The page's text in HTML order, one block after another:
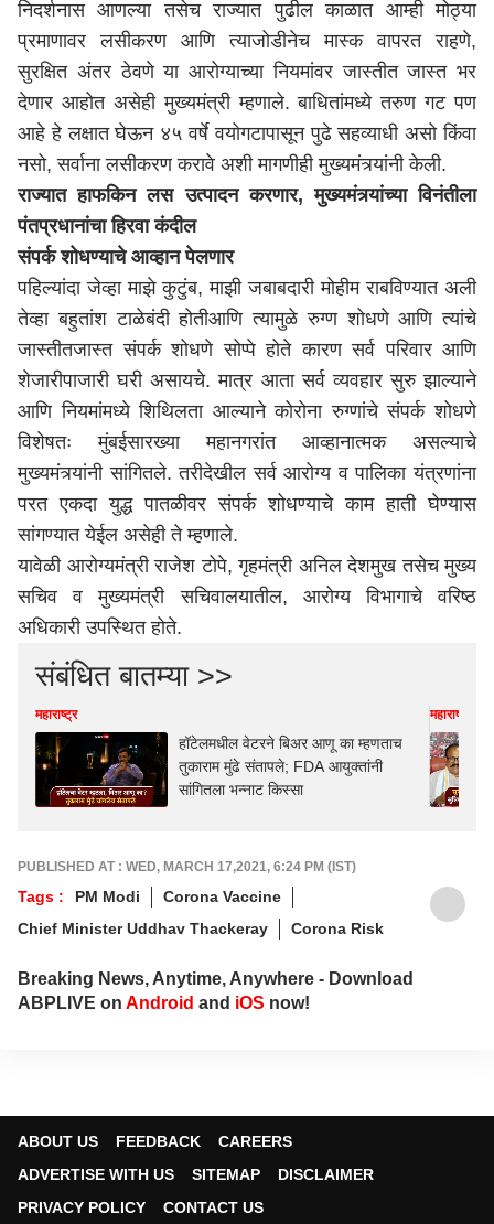
निदर्शनास आणल्या तसेच राज्यात पुढील काळात आम्ही मोठ्या
प्रमाणावर लसीकरण आणि त्याजोडीनेच मास्क वापरत राहणे,
सुरक्षित अंतर ठेवणे या आरोग्याच्या नियमांवर जास्तीत जास्त भर
देणार आहोत असेही मुख्यमंत्री म्हणाले. बाधितांमध्ये तरुण गट पण
आहे हे लक्षात घेऊन ४५ वर्षे वयोगटापासून पुढे सहव्याधी असो किंवा
नसो, सर्वाना लसीकरण करावे अशी मागणीही मुख्यमंत्र्यांनी केली.
राज्यात हाफकिन लस उत्पादन करणार, मुख्यमंत्र्यांच्या विनंतीला
पंतप्रधानांचा हिरवा कंदील
संपर्क शोधण्याचे आव्हान पेलणार
पहिल्यांदा जेव्हा माझे कुटुंब, माझी जबाबदारी मोहीम राबविण्यात अली
तेव्हा बहुतांश टाळेबंदी होतीआणि त्यामुळे रुग्ण शोधणे आणि त्यांचे
जास्तीतजास्त संपर्क शोधणे सोप्पे होते कारण सर्व परिवार आणि
शेजारीपाजारी घरी असायचे. मात्र आता सर्व व्यवहार सुरु झाल्याने
आणि नियमांमध्ये शिथिलता आल्याने कोरोना रुग्णांचे संपर्क शोधणे
विशेषतः मुंबईसारख्या महानगरांत आव्हानात्मक असल्याचे
मुख्यमंत्र्यांनी सांगितले. तरीदेखील सर्व आरोग्य व पालिका यंत्रणांना
परत एकदा युद्ध पातळीवर संपर्क शोधण्याचे काम हाती घेण्यास
सांगण्यात येईल असेही ते म्हणाले.
यावेळी आरोग्यमंत्री राजेश टोपे, गृहमंत्री अनिल देशमुख तसेच मुख्य
सचिव व मुख्यमंत्री सचिवालयातील, आरोग्य विभागाचे वरिष्ठ
अधिकारी उपस्थित होते.
संबंधित बातम्या >>
महाराष्ट्र
हॉटेलमधील वेटरने बिअर आणू का म्हणताच
तुकाराम मुंढे संतापले; FDA आयुक्तांनी
सांगितला भन्नाट किस्सा
महाराष्ट्र
PUBLISHED AT : WED, MARCH 17,2021, 6:24 PM (IST)
Tags : PM Modi
Corona Vaccine
Chief Minister Uddhav Thackeray
Corona Risk
Breaking News, Anytime, Anywhere - Download
ABPLIVE on Android and iOS now!
ABOUT US FEEDBACK
CAREERS
ADVERTISE WITH US
SITEMAP
DISCLAIMER
PRIVACY POLICY
CONTACT US